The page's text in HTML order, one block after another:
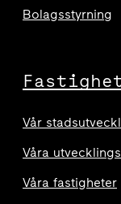
Bolagsstyrning
Vår
Våra
Våra fastigheter